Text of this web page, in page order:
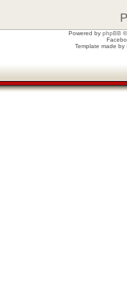
Powered by phpBB
Template made by